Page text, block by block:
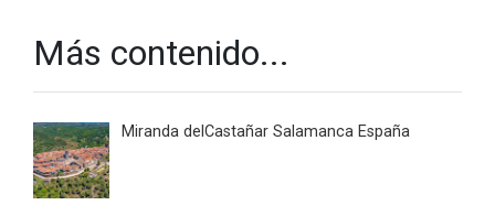
Más contenido...
Miranda delCastañar Salamanca España